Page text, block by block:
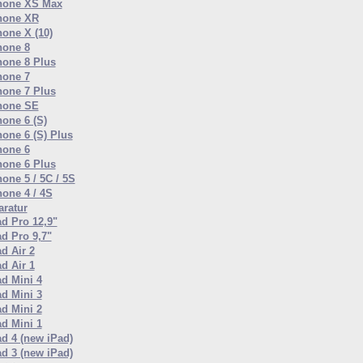
XS Max
XR
X (10)
8
8 Plus
7
7 Plus
SE
6 (S)
6 (S) Plus
6
6 Plus
5 / 5C / 5S
4 / 4S
Pro 12,9"
Pro 9,7"
Air 2
Air 1
Mini 4
Mini 3
Mini 2
Mini 1
4 (new iPad)
3 (new iPad)